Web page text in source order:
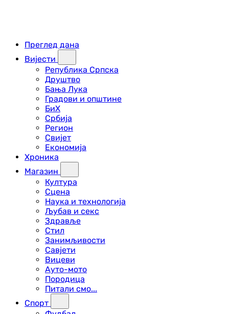
Преглед дана
Вијести
Република Српска
Друштво
Бања Лука
Градови и општине
БиХ
Србија
Регион
Свијет
Економија
Хроника
Магазин
Култура
Сцена
Наука и технологија
Љубав и секс
Здравље
Стил
Занимљивости
Савјети
Вицеви
Ауто-мото
Породица
Питали смо...
Спорт